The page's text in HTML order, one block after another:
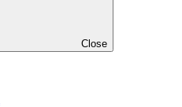
Close